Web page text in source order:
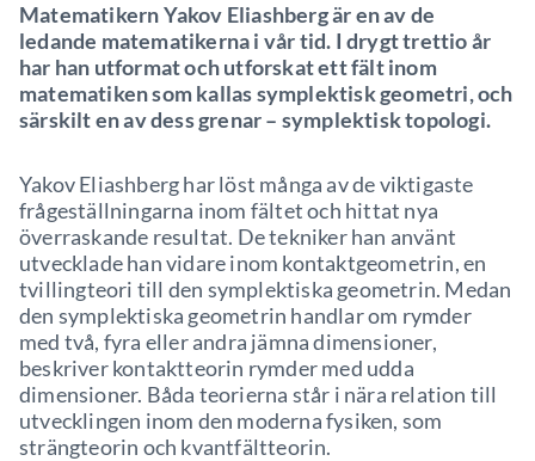
Matematikern Yakov Eliashberg är en av de
ledande matematikerna i vår tid. I drygt trettio år
har han utformat och utforskat ett fält inom
matematiken som kallas symplektisk geometri, och
särskilt en av dess grenar – symplektisk topologi.
Yakov Eliashberg har löst många av de viktigaste
frågeställningarna inom fältet och hittat nya
överraskande resultat. De tekniker han använt
utvecklade han vidare inom kontaktgeometrin, en
tvillingteori till den symplektiska geometrin. Medan
den symplektiska geometrin handlar om rymder
med två, fyra eller andra jämna dimensioner,
beskriver kontaktteorin rymder med udda
dimensioner. Båda teorierna står i nära relation till
utvecklingen inom den moderna fysiken, som
strängteorin och kvantfältteorin.